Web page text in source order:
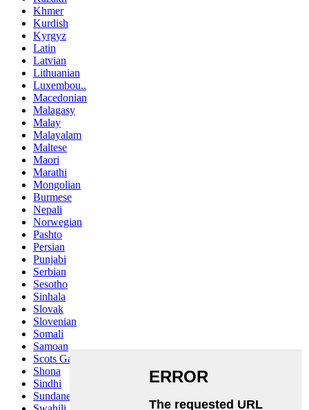
Khmer
Kurdish
Kyrgyz
Latin
Latvian
Lithuanian
Luxembou..
Macedonian
Malagasy
Malay
Malayalam
Maltese
Maori
Marathi
Mongolian
Burmese
Nepali
Norwegian
Pashto
Persian
Punjabi
Serbian
Sesotho
Sinhala
Slovak
Slovenian
Somali
Samoan
Scots Gaelic
Shona
Sindhi
Sundanese